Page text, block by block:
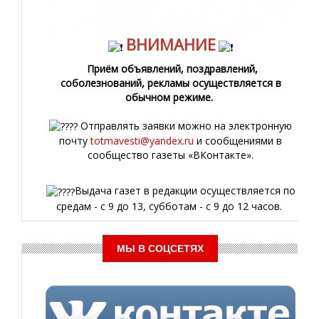
ВНИМАНИЕ
Приём объявлений, поздравлений,
соболезнований, рекламы осуществляется в
обычном режиме.
Отправлять заявки можно на электронную
почтуtotmavesti@yandex.ru и сообщениями в
сообщество газеты «ВКонтакте».
Выдача газет в редакции осуществляется по
средам - с 9 до 13, субботам - с 9 до 12 часов.
МЫ В СОЦСЕТЯХ